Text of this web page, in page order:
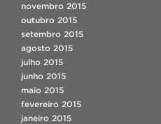
novembro 2015
outubro 2015
setembro 2015
agosto 2015
julho 2015
junho 2015
maio 2015
fevereiro 2015
janeiro 2015